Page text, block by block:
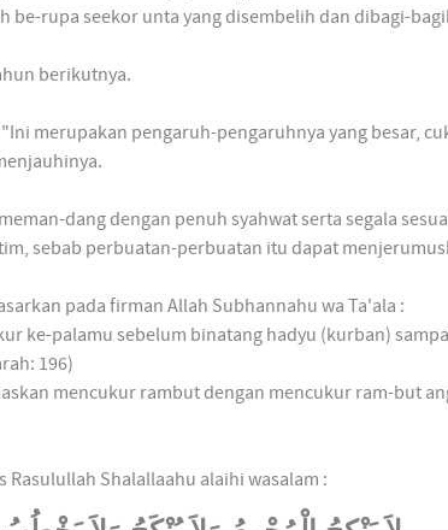
be-rupa seekor unta yang disembelih dan dibagi-
berikutnya.
merupakan pengaruh-pengaruhnya yang besar,
dang dengan penuh syahwat serta segala
sebab perbuatan-perbuatan itu dapat
pada firman Allah Subhannahu wa Ta'ala :
ke-palamu sebelum binatang hadyu (kurban)
196)
mencukur rambut dengan mencukur ram-but
Shalallaahu alaihi wasalam :